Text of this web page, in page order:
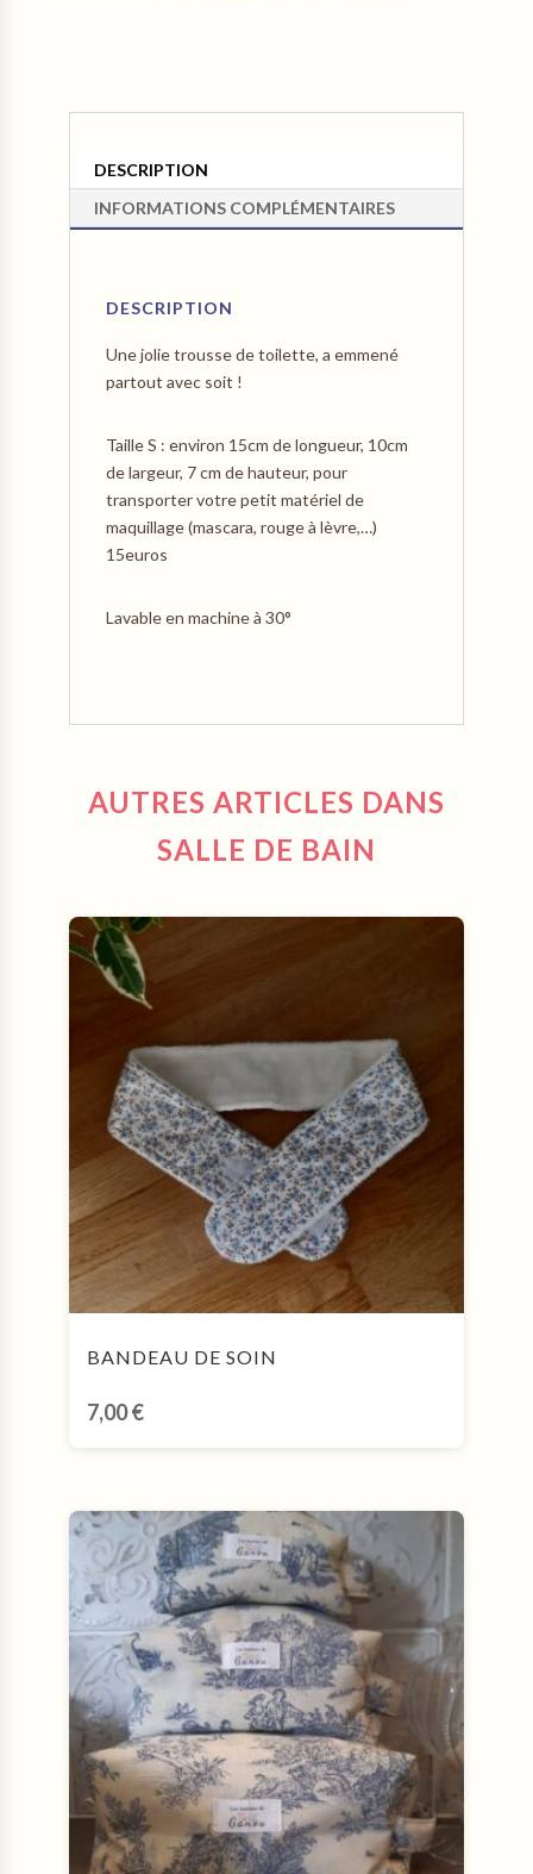
7cm
DESCRIPTION
INFORMATIONS COMPLÉMENTAIRES
DESCRIPTION
Une jolie trousse de toilette, a emmené
partout avec soit !
Taille S : environ 15cm de longueur, 10cm
de largeur, 7 cm de hauteur, pour
transporter votre petit matériel de
maquillage (mascara, rouge à lèvre,…)
15euros
Lavable en machine à 30°
AUTRES ARTICLES DANS
SALLE DE BAIN
BANDEAU DE SOIN
7,00€